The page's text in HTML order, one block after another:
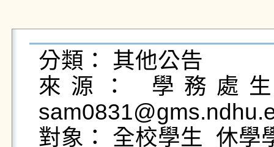
分類： 其他公告
來源： 學務處
對象： 全校學生_休學